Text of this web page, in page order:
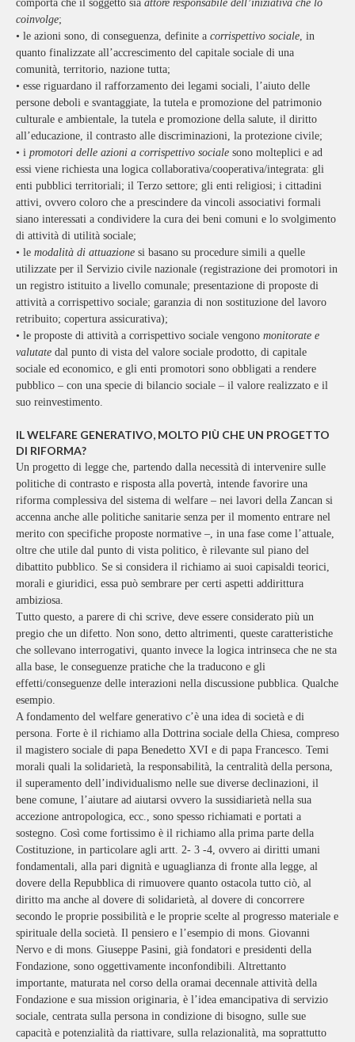
comporta che il soggetto sia attore responsabile dell’iniziativa che lo
coinvolge;
• le azioni sono, di conseguenza, definite a corrispettivo sociale , in
quanto finalizzate all’accrescimento del capitale sociale di una
comunità, territorio, nazione tutta;
• esse riguardano il rafforzamento dei legami sociali, l’aiuto delle
persone deboli e svantaggiate, la tutela e promozione del patrimonio
culturale e ambientale, la tutela e promozione della salute, il diritto
all’educazione, il contrasto alle discriminazioni, la protezione civile;
• i promotori delle azioni a corrispettivo sociale sono molteplici e ad
essi viene richiesta una logica collaborativa/cooperativa/integrata: gli
enti pubblici territoriali; il Terzo settore; gli enti religiosi; i cittadini
attivi, ovvero coloro che a prescindere da vincoli associativi formali
siano interessati a condividere la cura dei beni comuni e lo svolgimento
di attività di utilità sociale;
• le modalità di attuazione si basano su procedure simili a quelle
utilizzate per il Servizio civile nazionale (registrazione dei promotori in
un registro istituito a livello comunale; presentazione di proposte di
attività a corrispettivo sociale; garanzia di non sostituzione del lavoro
retribuito; copertura assicurativa);
• le proposte di attività a corrispettivo sociale vengono monitorate e
valutate dal punto di vista del valore sociale prodotto, di capitale
sociale ed economico, e gli enti promotori sono obbligati a rendere
pubblico – con una specie di bilancio sociale – il valore realizzato e il
suo reinvestimento.
IL WELFARE GENERATIVO, MOLTO PIÙ CHE UN PROGETTO
DI RIFORMA?
Un progetto di legge che, partendo dalla necessità di intervenire sulle
politiche di contrasto e risposta alla povertà, intende favorire una
riforma complessiva del sistema di welfare – nei lavori della Zancan si
accenna anche alle politiche sanitarie senza per il momento entrare nel
merito con specifiche proposte normative –, in una fase come l’attuale,
oltre che utile dal punto di vista politico, è rilevante sul piano del
dibattito pubblico. Se si considera il richiamo ai suoi capisaldi teorici,
morali e giuridici, essa può sembrare per certi aspetti addirittura
ambiziosa.
Tutto questo, a parere di chi scrive, deve essere considerato più un
pregio che un difetto. Non sono, detto altrimenti, queste caratteristiche
che sollevano interrogativi, quanto invece la logica intrinseca che ne sta
alla base, le conseguenze pratiche che la traducono e gli
effetti/conseguenze delle interazioni nella discussione pubblica. Qualche
esempio.
A fondamento del welfare generativo c’è una idea di società e di
persona. Forte è il richiamo alla Dottrina sociale della Chiesa, compreso
il magistero sociale di papa Benedetto XVI e di papa Francesco. Temi
morali quali la solidarietà, la responsabilità, la centralità della persona,
il superamento dell’individualismo nelle sue diverse declinazioni, il
bene comune, l’aiutare ad aiutarsi ovvero la sussidiarietà nella sua
accezione antropologica, ecc., sono spesso richiamati e portati a
sostegno. Così come fortissimo è il richiamo alla prima parte della
Costituzione, in particolare agli artt. 2- 3 -4, ovvero ai diritti umani
fondamentali, alla pari dignità e uguaglianza di fronte alla legge, al
dovere della Repubblica di rimuovere quanto ostacola tutto ciò, al
diritto ma anche al dovere di solidarietà, al dovere di concorrere
secondo le proprie possibilità e le proprie scelte al progresso materiale e
spirituale della società. Il pensiero e l’esempio di mons. Giovanni
Nervo e di mons. Giuseppe Pasini, già fondatori e presidenti della
Fondazione, sono oggettivamente inconfondibili. Altrettanto
importante, maturata nel corso della oramai decennale attività della
Fondazione e sua mission originaria, è l’idea emancipativa di servizio
sociale, centrata sulla persona in condizione di bisogno, sulle sue
capacità e potenzialità da riattivare, sulla relazionalità, ma soprattutto